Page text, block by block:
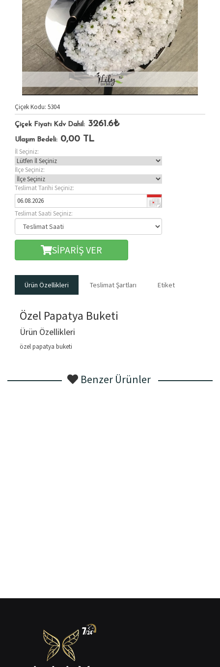
Çiçek Kodu: 5304
Çiçek Fiyatı Kdv Dahil: 3261.6₺
Ulaşım Bedeli: 0,00 TL
İl Seçiniz:
İlçe Seçiniz:
Teslimat Tarihi Seçiniz:
Teslimat Saati Seçiniz:
SİPARİŞ VER
Ürün Özellikleri Teslimat Şartları Etiket
Özel Papatya Buketi
Ürün Özellikleri
özel papatya buketi
Benzer Ürünler